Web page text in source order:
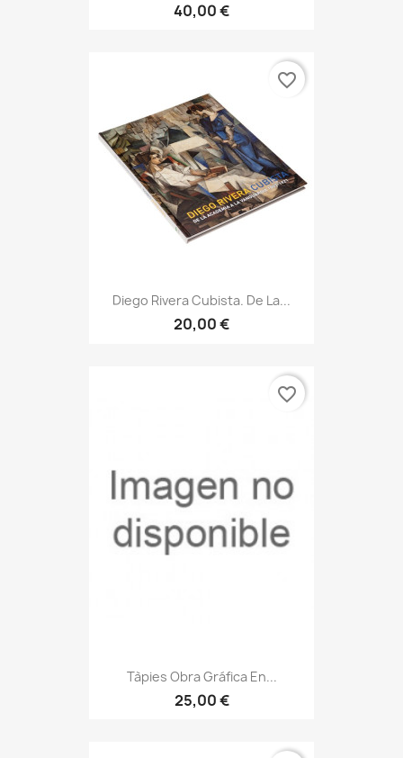
40,00 €
Diego Rivera Cubista. De La...
20,00 €
favorite_border
Tàpies Obra Gráfica En...
25,00 €
favorite_border